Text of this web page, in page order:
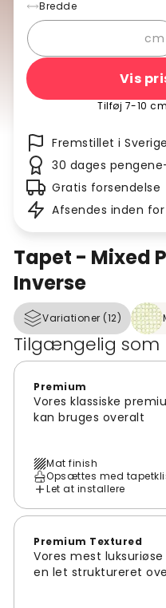
Tapet - Mixed
Inverse
Variationer (12)
Tilgængelig som
Premium
Vores klassiske
kan bruges overalt
Mat finish
Opsættes med
Let at installere
Premium Textured
Vores mest
en let struktureret
Bredde
cm
Vis
Tilføj 7-10
Fremstillet i Sverige
30 dages
Gratis forsendelse
Afsendes inden